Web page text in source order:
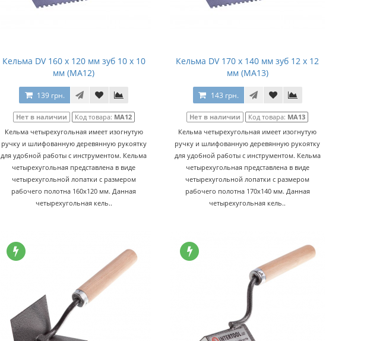
Кельма DV 160 x 120 мм зуб 10 х 10
мм (МА12)
139 грн.
Нет в наличии Код товара: МА12
Кельма четырехугольная имеет изогнутую
ручку и шлифованную деревянную рукоятку
для удобной работы с инструментом. Кельма
четырехугольная представлена в виде
четырехугольной лопатки с размером
рабочего полотна 160х120 мм. Данная
четырехугольная кель..
Кельма DV 170 x 140 мм зуб 12 х 12
мм (МА13)
143 грн.
Нет в наличии Код товара: МА13
Кельма четырехугольная имеет изогнутую
ручку и шлифованную деревянную рукоятку
для удобной работы с инструментом. Кельма
четырехугольная представлена в виде
четырехугольной лопатки с размером
рабочего полотна 170х140 мм. Данная
четырехугольная кель..